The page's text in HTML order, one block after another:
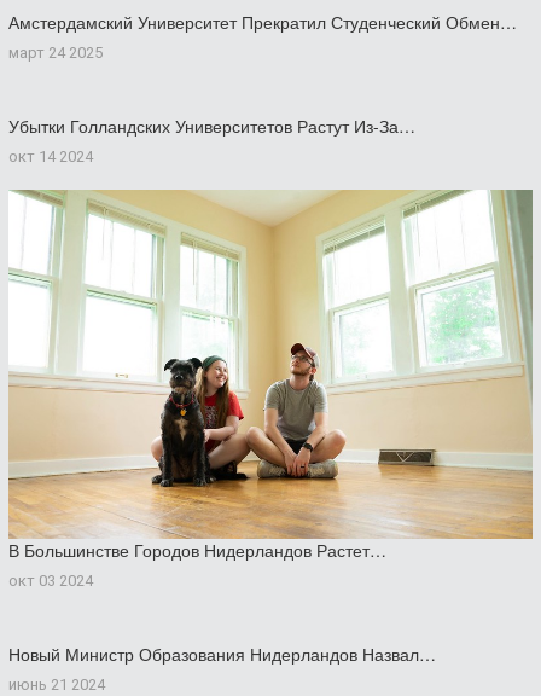
Амстердамский Университет Прекратил Студенческий Обмен…
март 24 2025
Убытки Голландских Университетов Растут Из-За…
окт 14 2024
В Большинстве Городов Нидерландов Растет…
окт 03 2024
Новый Министр Образования Нидерландов Назвал…
июнь 21 2024